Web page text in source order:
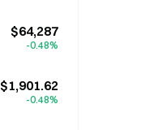
$64,287
-0.48%
$1,901.62
-0.48%